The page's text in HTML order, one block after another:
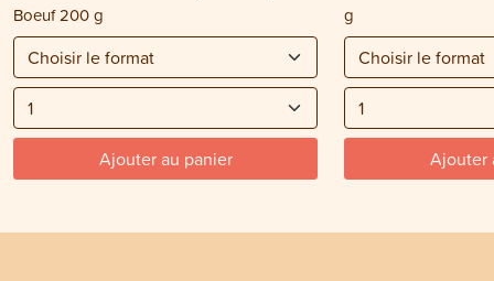
Boeuf 200 g
Ajouter au panier
g
Ajouter